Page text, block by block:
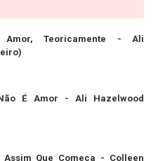
Amor, Teoricamente - Ali
É Amor - Ali Hazelwood
Assim Que Começa - Colleen